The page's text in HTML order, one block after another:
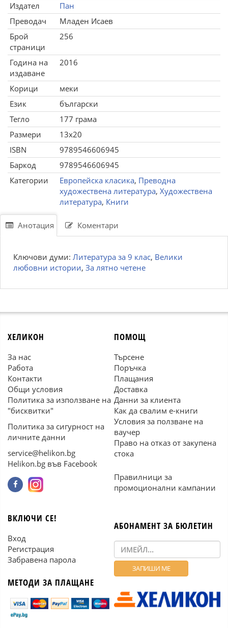
Издател
Пан
Преводач
Младен Исаев
Брой
страници
256
Година на
издаване
2016
Корици
меки
Език
български
Тегло
177 грама
Размери
13x20
ISBN
9789546606945
Баркод
9789546606945
Категории
Европейска класика, Преводна
художествена литература, Художествена
литература, Книги
Анотация Коментари
Ключови думи: Литература за 9 клас, Велики
любовни истории, За лятно четене
ХЕЛИКОН
За нас
Работа
Контакти
Общи условия
Политика за използване на
"бисквитки"
Политика за сигурност на
личните данни
service@helikon.bg
Helikon.bg във Facebook
ПОМОЩ
Търсене
Поръчка
Плащания
Доставка
Данни за клиента
Как да свалим е-книги
Условия за ползване на
ваучер
Право на отказ от закупена
стока
Правилници за
промоционални кампании
ВКЛЮЧИ СЕ!
Вход
Регистрация
Забравена парола
МЕТОДИ ЗА ПЛАЩАНЕ
АБОНАМЕНТ ЗА БЮЛЕТИН